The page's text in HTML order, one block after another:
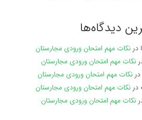
دیدگاه‌ها
در نکات مهم امتحان ورودی مجارستان
نکات مهم امتحان ورودی مجارستان
در نکات مهم امتحان ورودی مجارستان
در نکات مهم امتحان ورودی مجارستان
نکات مهم امتحان ورودی مجارستان